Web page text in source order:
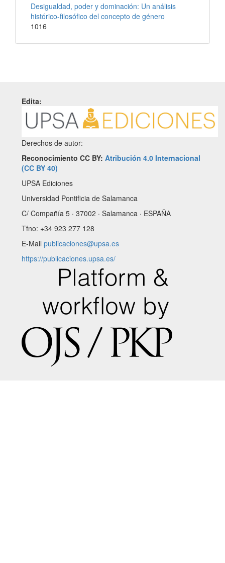
Desigualdad, poder y dominación: Un análisis
histórico-filosófico del concepto de género
1016
Edita:
Derechos de autor:
Reconocimiento CC BY: Atribución 4.0 Internacional
(CC BY 40)
UPSA Ediciones
Universidad Pontificia de Salamanca
C/ Compañía 5 · 37002 · Salamanca · ESPAÑA
Tfno: +34 923 277 128
E-Mail publicaciones@upsa.es
https://publicaciones.upsa.es/